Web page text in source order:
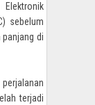
Elektronik
sebelum
panjang di
terjadi